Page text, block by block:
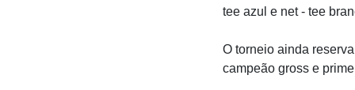
tee azul e net - tee
O torneio ainda
campeão gross e